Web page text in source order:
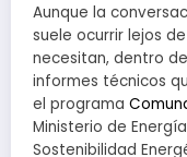
Aunque la
suele ocurrir lejos
necesitan, dentro
informes técnicos
el programa
Ministerio de
Sostenibilidad